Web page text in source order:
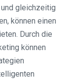
gleichzeitig
können einen
Durch die
können